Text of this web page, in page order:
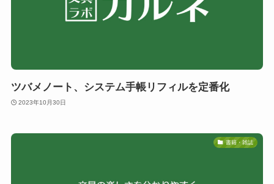
ツバメノート、システム手帳リフィルを定番化
2023年10月30日
書籍・雑誌